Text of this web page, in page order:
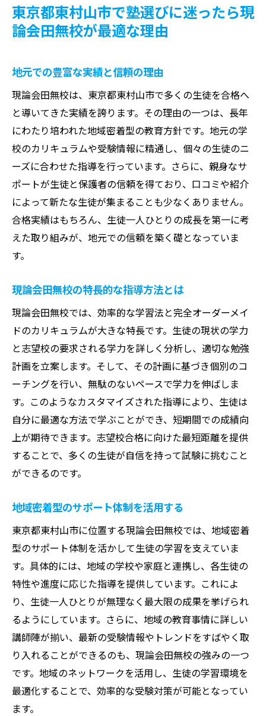
志望校合格を支えるネットワークの活用
塾を通じて大学受験の成功を目指すなら現論会
志望校別の対策プランの魅力
大学受験に特化したカリキュラム構成
現論会田無校の勉強サポートシステム
合格体験記から学ぶ成功のヒント
受験生のモチベーションを高める仕組み
現役合格を目指すための戦略的指導
現論会田無校が提供する完全オーダーメイドカ
リキュラムの魅力
個別指導で学力を最大限に引き出す方法
オーダーメイド指導で可能性を広げる
志望校合格に向けた逆算式学習計画
カリキュラムとコーチングの相乗効果
効率的な学習法で志望校合格を目指す塾、現論
会田無校
短期間で成果を上げる学習メソッド
時間を有効活用する勉強テクニック
現論会独自の効率学習法とは
無駄を省いたプランニングの重要性
学習効率を上げるためのヒント
校の大学受験対策
効果的な学習法で合格を勝ち取る
目標達成のための計画の立て方
少ない時間で効率を上げる方法
合格への最短ルートを見つける
受験勉強の質を高めるコツ
成果を最大化する工夫と戦略
現論会田無校の生徒一人ひとりに合わせた学習
計画の秘密
東京都東村山市で塾選びに迷ったら現
論会田無校が最適な理由
地元での豊富な実績と信頼の理由
現論会田無校は、東京都東村山市で多くの生徒を合格へ
と導いてきた実績を誇ります。その理由の一つは、長年
にわたり培われた地域密着型の教育方針です。地元の学
校のカリキュラムや受験情報に精通し、個々の生徒のニ
ーズに合わせた指導を行っています。さらに、親身なサ
ポートが生徒と保護者の信頼を得ており、口コミや紹介
によって新たな生徒が集まることも少なくありません。
合格実績はもちろん、生徒一人ひとりの成長を第一に考
えた取り組みが、地元での信頼を築く礎となっていま
す。
現論会田無校の特長的な指導方法とは
現論会田無校では、効率的な学習法と完全オーダーメイ
ドのカリキュラムが大きな特長です。生徒の現状の学力
と志望校の要求される学力を詳しく分析し、適切な勉強
計画を立案します。そして、その計画に基づき個別のコ
ーチングを行い、無駄のないペースで学力を伸ばしま
す。このようなカスタマイズされた指導により、生徒は
自分に最適な方法で学ぶことができ、短期間での成績向
上が期待できます。志望校合格に向けた最短距離を提供
することで、多くの生徒が自信を持って試験に挑むこと
ができるのです。
地域密着型のサポート体制を活用する
東京都東村山市に位置する現論会田無校では、地域密着
型のサポート体制を活かして生徒の学習を支えていま
す。具体的には、地域の学校や家庭と連携し、各生徒の
特性や進度に応じた指導を提供しています。これによ
り、生徒一人ひとりが無理なく最大限の成果を挙げられ
るようにしています。さらに、地域の教育事情に詳しい
講師陣が揃い、最新の受験情報やトレンドをすばやく取
り入れることができるのも、現論会田無校の強みの一つ
です。地域のネットワークを活用し、生徒の学習環境を
最適化することで、効率的な受験対策が可能となってい
ます。